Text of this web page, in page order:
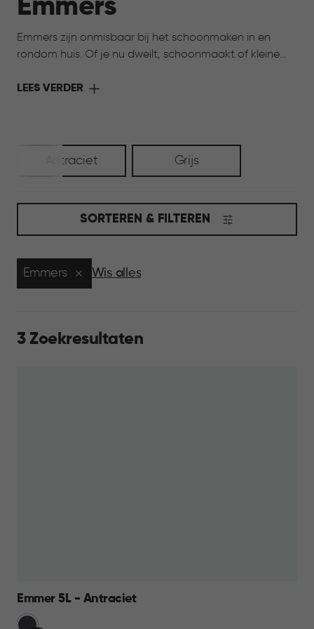
Emmers
Emmers zijn onmisbaar bij het schoonmaken in en
rondom huis. Of je nu dweilt, schoonmaakt of kleine
een stuk makkelijker. Dankzij het sterke materiaal en
LEES VERDER
Antraciet Grijs
SORTEREN & FILTEREN
Emmers Wis alles
3 Zoekresultaten
Emmer 5L - Antraciet
Grijs